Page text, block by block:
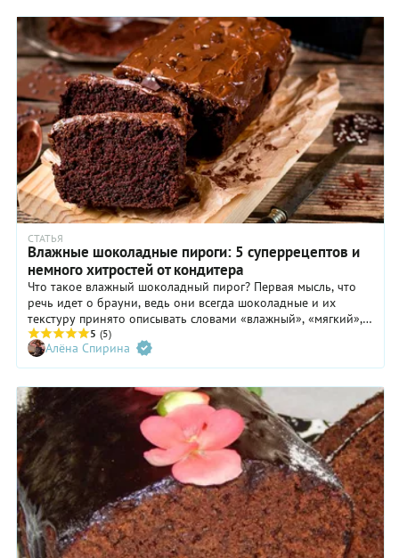
СТАТЬЯ
Влажные шоколадные пироги: 5 суперрецептов и
немного хитростей от кондитера
Что такое влажный шоколадный пирог? Первая мысль, что
речь идет о брауни, ведь они всегда шоколадные и их
текстуру принято описывать словами «влажный», «мягкий»,
«насыщенный». У нас есть целая подборка отличных
рецептов этих шоколадных пирогов.
5 (5)
Алёна Спирина